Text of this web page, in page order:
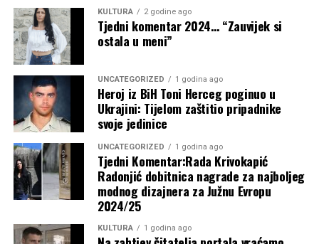
Preporučeno:
KULTURA 2 godine ago
Tjedni komentar 2024… “Zauvijek si
ostala u meni”
UNCATEGORIZED 1 godina ago
Heroj iz BiH Toni Herceg poginuo u
Ukrajini: Tijelom zaštitio pripadnike
svoje jedinice
UNCATEGORIZED 1 godina ago
Tjedni Komentar:Rada Krivokapić
Radonjić dobitnica nagrade za najboljeg
modnog dizajnera za Južnu Evropu
2024/25
KULTURA 1 godina ago